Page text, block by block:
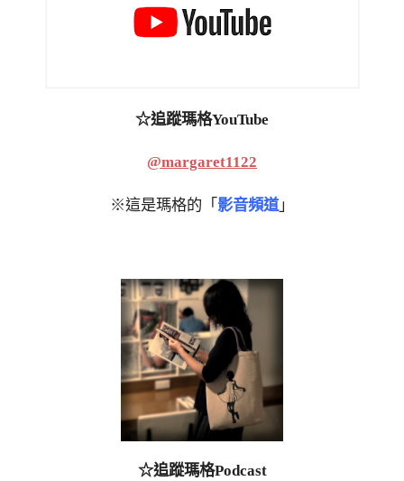
☆追蹤瑪格YouTube
@margaret1122
※這是瑪格的「 影音頻道」
☆追蹤瑪格Podcast